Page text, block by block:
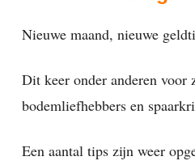
Nieuwe maand, nieuwe
Dit keer onder anderen voor
bodemliefhebbers en
Een aantal tips zijn weer